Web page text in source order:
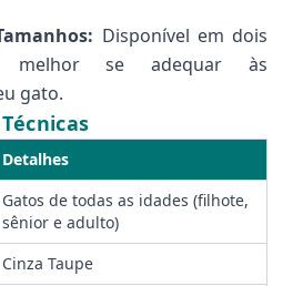
Disponível em dois
melhor se adequar às
gato.
Detalhes
Gatos de todas as idades (filhote,
sênior e adulto)
Cinza Taupe